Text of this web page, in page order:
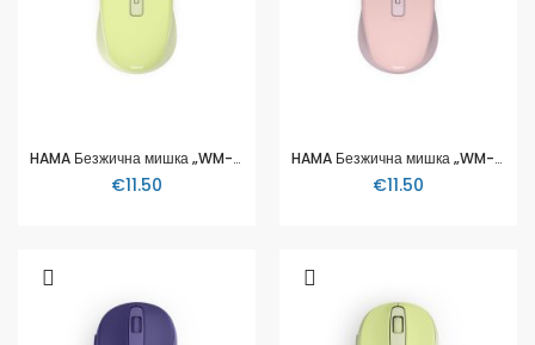
HAMA Безжична мишка „WM-450“, 2.4 GHz / Bluetooth, 7 бутона
€11.50
HAMA Безжична мишка „WM-450“, 2.4 GHz / Bluetooth, 7 бутона
€11.50